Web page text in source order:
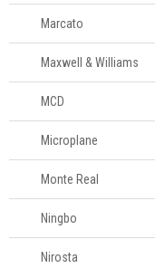
Marcato
Maxwell & Williams
MCD
Microplane
Monte Real
Ningbo
Nirosta